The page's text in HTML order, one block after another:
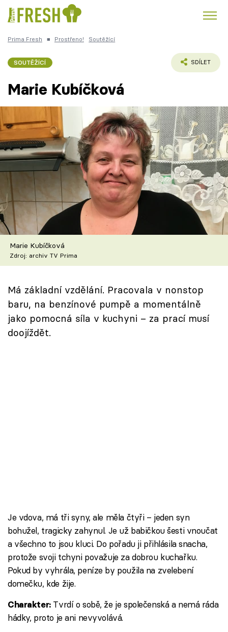
Česká kuchyně
Témata
Recepty
Články
TV Program
Škola vaření
Recepty z TV
Speciál: Cuketa
Těhotnej kuchař
Sledujte prima+
Prima Fresh ■ Prostřeno! Soutěžící
SOUTĚŽÍCÍ SDÍLET
Marie Kubíčková
Marie Kubíčková
Zdroj: archiv TV Prima
Má základní vzdělání. Pracovala v nonstop
baru, na benzínové pumpě a momentálně
jako pomocná síla v kuchyni – za prací musí
doojíždět.
Je vdova, má tři syny, ale měla čtyři – jeden syn
bohužel, tragicky zahynul. Je už babičkou šesti vnoučat
a všechno to jsou kluci. Do pořadu ji přihlásila snacha,
protože svoji tchyni považuje za dobrou kuchařku.
Pokud by vyhrála, peníze by použila na zvelebení
domečku, kde žije.
Charakter: Tvrdí o sobě, že je společenská a nemá ráda
hádky, proto je ani nevyvolává.